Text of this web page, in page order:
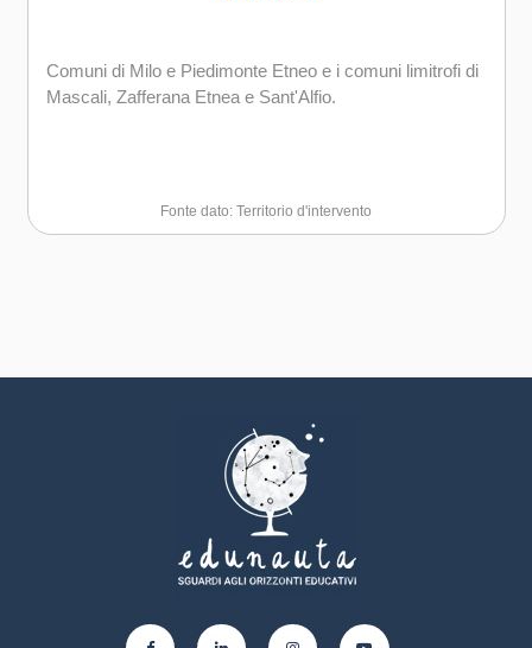
Comuni di Milo e Piedimonte Etneo e i comuni limitrofi di
Mascali, Zafferana Etnea e Sant'Alfio.
Fonte dato: Territorio d'intervento